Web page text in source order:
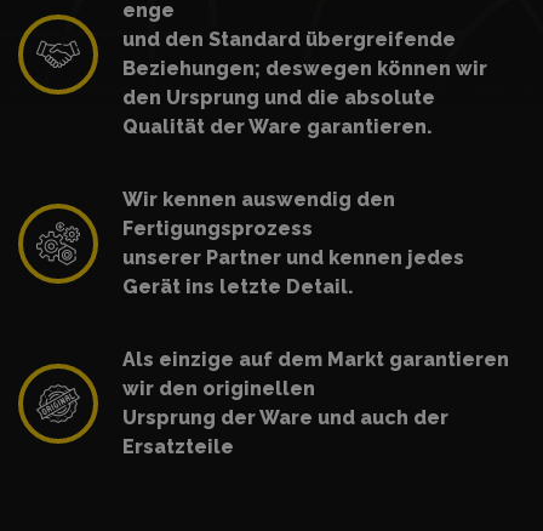
enge
und den Standard übergreifende
Beziehungen; deswegen können wir
den Ursprung und die absolute
Qualität der Ware garantieren.
Wir kennen auswendig den
Fertigungsprozess
unserer Partner und kennen jedes
Gerät ins letzte Detail.
Als einzige auf dem Markt garantieren
wir den originellen
Ursprung der Ware und auch der
Ersatzteile